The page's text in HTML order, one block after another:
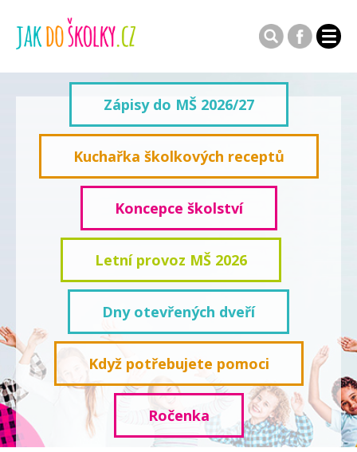
Zápisy do MŠ 2026/27
Kuchařka školkových receptů
Koncepce školství
Letní provoz MŠ 2026
Dny otevřených dveří
Když potřebujete pomoci
Ročenka